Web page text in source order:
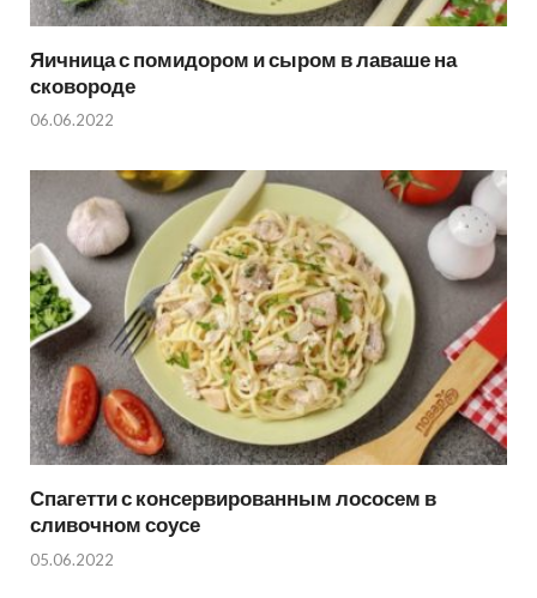
Яичница с помидором и сыром в лаваше на
сковороде
06.06.2022
Спагетти с консервированным лососем в
сливочном соусе
05.06.2022